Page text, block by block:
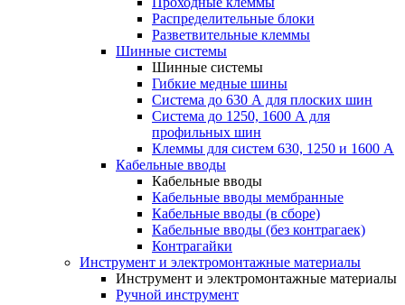
Распределительные блоки
Разветвительные клеммы
Шинные системы
Шинные системы
Гибкие медные шины
Система до 630 А для плоских шин
Система до 1250, 1600 А для
профильных шин
Клеммы для систем 630, 1250 и 1600 А
Кабельные вводы
Кабельные вводы
Кабельные вводы мембранные
Кабельные вводы (в сборе)
Кабельные вводы (без контрагаек)
Контрагайки
Инструмент и электромонтажные материалы
Инструмент и электромонтажные материалы
Ручной инструмент